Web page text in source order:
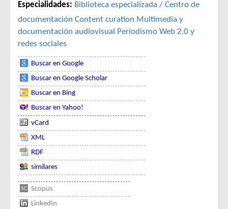
Especialidades: Biblioteca especializada / Centro de
documentación Content curation Multimedia y
documentación audiovisual
Periodismo Web 2.0 y
redes sociales
Buscar en Google
Buscar en Google Scholar
Buscar en Bing
Buscar en Yahoo!
vCard
XML
RDF
similares
Scopus
LinkedIn